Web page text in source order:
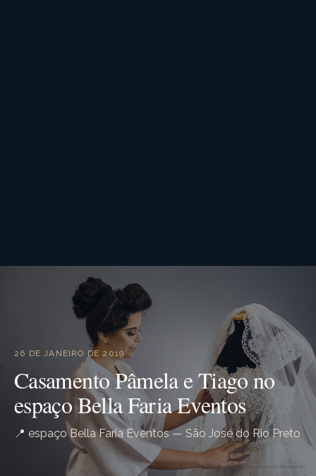
26 DE JANEIRO DE 2019
Casamento Pâmela e Tiago no
espaço Bella Faria Eventos
📍 espaço Bella Faria Eventos — São José do Rio Preto